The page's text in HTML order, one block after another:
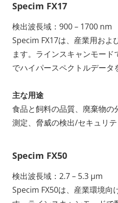
Specim FX17
検出波長域：900 – 1700 nm
Specim FX17は、産業用およ
ます。ラインスキャンモー
でハイパースペクトルデータ
主な用途
食品と飼料の品質、廃棄物の
測定、脅威の検出/セキュリテ
Specim FX50
検出波長域：2.7 – 5.3 μm
Specim FX50は、産業環境向